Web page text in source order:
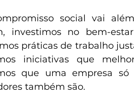
social vai
investimos no bem-
práticas de trabalho
iniciativas que
que uma empresa
também são.